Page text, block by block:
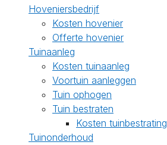
Hoveniersbedrijf
Kosten hovenier
Offerte hovenier
Tuinaanleg
Kosten tuinaanleg
Voortuin aanleggen
Tuin ophogen
Tuin bestraten
Kosten tuinbestrating
Tuinonderhoud